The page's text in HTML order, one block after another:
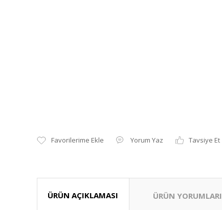
Yorum Yaz Tavsiye Et
ÜRÜN AÇIKLAMASI ÜRÜN YORUMLARI